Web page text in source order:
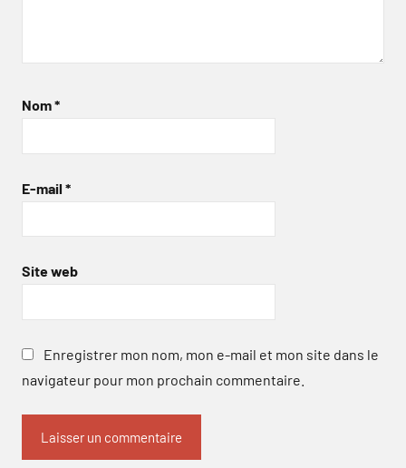
Nom*
E-mail *
Site web
Enregistrer mon nom, mon e-mail et mon site dans le
navigateur pour mon prochain commentaire.